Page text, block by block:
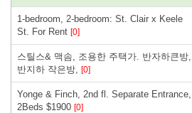
1-bedroom, 2-bedroom: St. Clair x Keele
St. For Rent [0]
스틸스& 맥솜, 조용한 주택가. 반자하큰방,
반지하 작은방, [0]
Yonge & Finch, 2nd fl. Separate Entrance,
2Beds $1900 [0]